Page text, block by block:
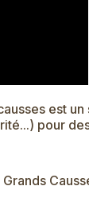
est
pour